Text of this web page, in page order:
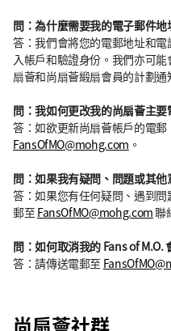
問：為什麼需要我的電子郵件地
答：我們會將您的電郵地址和
入帳戶和驗證身份。我們亦可
扇薈和尚扇薈緞扇會員的計劃通
問：我如何更改我的尚扇薈主要
答：如欲更新尚扇薈帳戶的電郵
FansOfMO@mohg.com 。
問：如果我有疑問、問題或其
答：如果您有任何疑問、遇到
郵至 FansOfMO@mohg.com聯
問：如何取消我的 Fans of M.O.
答：請傳送電郵至
尚扇薈社群